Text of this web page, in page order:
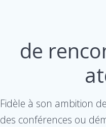
de
Fidèle à son ambition
des conférences ou